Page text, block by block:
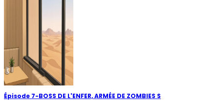
Épisode 7-BOSS DE L'ENFER, ARMÉE DE ZOMBIES S